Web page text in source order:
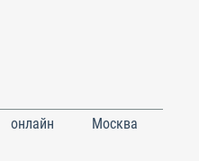
онлайн Москва